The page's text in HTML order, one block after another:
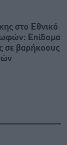
στο Εθνικό
Επίδομα
βαρήκοους